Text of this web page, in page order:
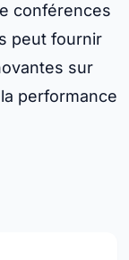
conférences
peut fournir
sur
performance